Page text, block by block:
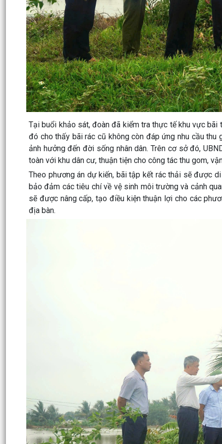
Tại buổi khảo sát, đoàn đã kiểm tra thực tế khu vực
đó cho thấy bãi rác cũ không còn đáp ứng nhu cầu
ảnh hưởng đến đời sống nhân dân. Trên cơ sở đó,
toàn với khu dân cư, thuận tiện cho công tác thu gom,
Theo phương án dự kiến, bãi tập kết rác thải sẽ được
bảo đảm các tiêu chí về vệ sinh môi trường và cảnh
sẽ được nâng cấp, tạo điều kiện thuận lợi cho các
địa bàn.